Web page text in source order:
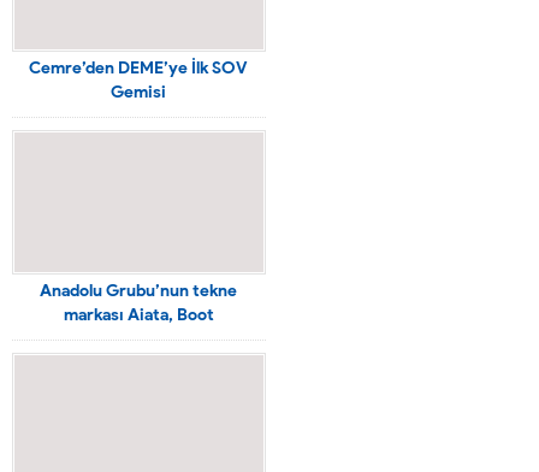
Cemre’den DEME’ye İlk SOV
Gemisi
Anadolu Grubu’nun tekne
markası Aiata, Boot
Düsseldorf’ta dünya prömiyerini